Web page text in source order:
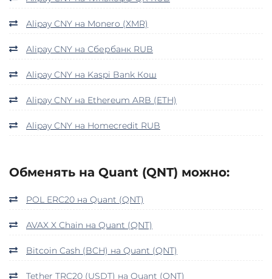
Alipay CNY на Monero (XMR)
Alipay CNY на Сбербанк RUB
Alipay CNY на Kaspi Bank Кош
Alipay CNY на Ethereum ARB (ETH)
Alipay CNY на Homecredit RUB
Обменять на Quant (QNT) можно:
POL ERC20 на Quant (QNT)
AVAX X Chain на Quant (QNT)
Bitcoin Cash (BCH) на Quant (QNT)
Tether TRC20 (USDT) на Quant (QNT)